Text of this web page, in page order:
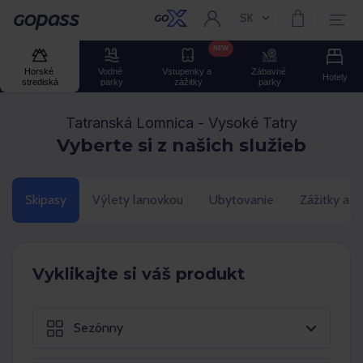
Gopass Aktuální jazyk:
SK
Horské
strediská
Vodné
parky
Vstupenky a
zážitky
NEW
Zábavné
parky
Hotely
Tatranská Lomnica - Vysoké Tatry
Vyberte si z našich služieb
Skipasy Výlety lanovkou Ubytovanie Zážitky a
Vyklikajte si váš produkt
Sezónny